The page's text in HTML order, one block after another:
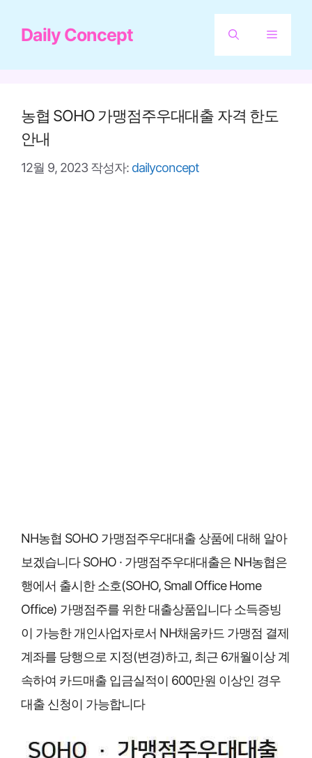
Daily Concept 메
농협 SOHO 가맹점주우대대출 자격 한도
안내
12월 9, 2023 작성자: dailyconcept
NH농협 SOHO 가맹점주우대대출 상품에 대해 알아
보겠습니다 SOHO · 가맹점주우대대출은 NH농협은
행에서 출시한 소호(SOHO, Small Office Home
Office) 가맹점주를 위한 대출상품입니다 소득증빙
이 가능한 개인사업자로서 NH채움카드 가맹점 결제
계좌를 당행으로 지정(변경)하고, 최근 6개월이상 계
속하여 카드매출 입금실적이 600만원 이상인 경우
대출 신청이 가능합니다